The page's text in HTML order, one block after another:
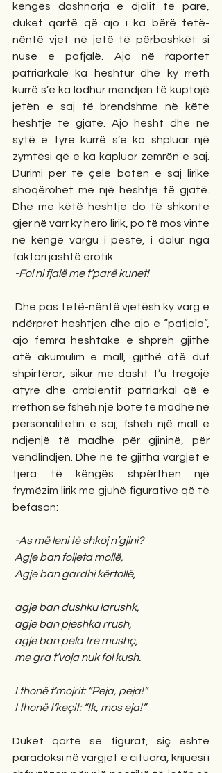
këngës dashnorja e djalit të parë,
duket qartë që ajo i ka bërë tetë-
nëntë vjet në jetë të përbashkët si
nuse e pafjalë. Ajo në raportet
patriarkale ka heshtur dhe ky rreth
kurrë s’e ka lodhur mendjen të kuptojë
jetën e saj të brendshme në këtë
heshtje të gjatë. Ajo hesht dhe në
sytë e tyre kurrë s’e ka shpluar një
zymtësi që e ka kapluar zemrën e saj.
Durimi për të çelë botën e saj lirike
shoqërohet me një heshtje të gjatë.
Dhe me këtë heshtje do të shkonte
gjer në varr ky hero lirik, po të mos vinte
në këngë vargu i pestë, i dalur nga
faktori jashtë erotik:
-Fol ni fjalë me t’parë kunet!
ndërpret heshtjen dhe ajo e “pafjala”,
ajo femra heshtake e shpreh gjithë
atë akumulim e mall, gjithë atë duf
shpirtëror, sikur me dasht t’u tregojë
atyre dhe ambientit patriarkal që e
rrethon se fsheh një botë të madhe në
personalitetin e saj, fsheh një mall e
ndjenjë të madhe për gjininë, për
vendlindjen. Dhe në të gjitha vargjet e
tjera të këngës shpërthen një
frymëzim lirik me gjuhë figurative që të
befason:
-As më leni të shkoj n’gjini?
Agje ban foljeta mollë,
Agje ban gardhi kërtollë,
agje ban dushku larushk,
agje ban pjeshka rrush,
agje ban pela tre mushç,
me gra t’voja nuk fol kush.
I thonë t’mojrit: “Peja, peja!”
I thonë t’keçit: “Ik, mos eja!”
Duket qartë se figurat, siç është
paradoksi në vargjet e cituara, krijuesi i